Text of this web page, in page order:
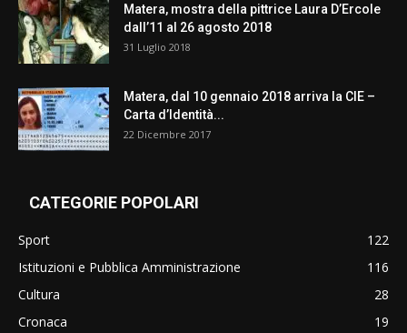
Matera, mostra della pittrice Laura D’Ercole
dall’11 al 26 agosto 2018
31 Luglio 2018
Matera, dal 10 gennaio 2018 arriva la CIE –
Carta d’Identità...
22 Dicembre 2017
CATEGORIE POPOLARI
Sport
122
Istituzioni e Pubblica Amministrazione
116
Cultura
28
Cronaca
19